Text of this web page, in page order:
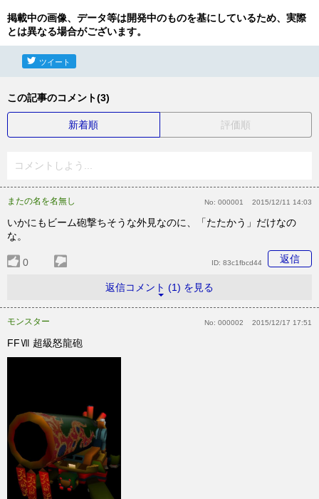
掲載中の画像、データ等は開発中のものを基にしているため、実際
とは異なる場合がございます。
ツイート
この記事のコメント(3)
新着順 評価順
コメントしよう...
またの名を名無し No: 000001 2015/12/11 14:03
いかにもビーム砲撃ちそうな外見なのに、「たたかう」だけなの
な。
0 返信
ID: 83c1fbcd44
返信コメント (1) を見る
モンスター No: 000002 2015/12/17 17:51
FFⅦ 超級怒龍砲